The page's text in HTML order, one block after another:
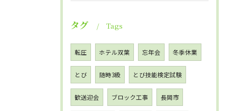
タグ Tags
転圧 ホテル双葉 忘年会 冬季休業
とび 随時3級 とび技能検定試験
歓送迎会 ブロック工事 長岡市